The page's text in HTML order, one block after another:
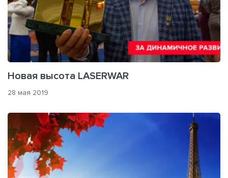
Новая высота LASERWAR
28 мая 2019